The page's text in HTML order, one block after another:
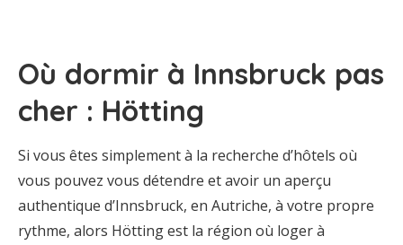
Où dormir à Innsbruck pas
cher : Hötting
Si vous êtes simplement à la recherche d’hôtels où
vous pouvez vous détendre et avoir un aperçu
authentique d’Innsbruck, en Autriche, à votre propre
rythme, alors Hötting est la région où loger à